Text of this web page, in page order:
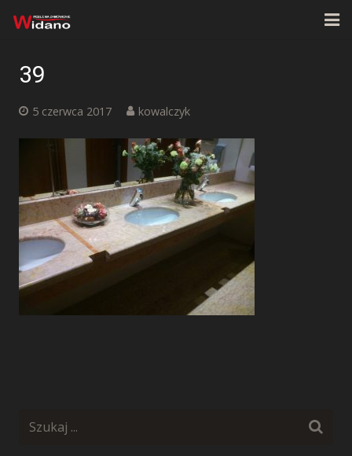
Kontakt
39
5 czerwca 2017 kowalczyk